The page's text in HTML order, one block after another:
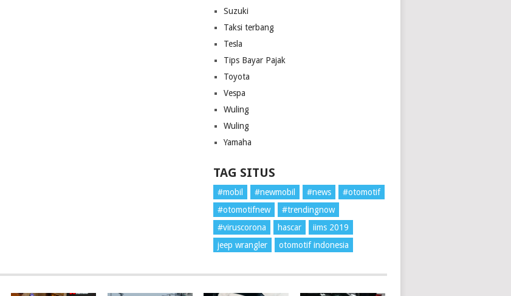
Suzuki
Taksi terbang
Tesla
Tips Bayar Pajak
Toyota
Vespa
Wuling
Wuling
Yamaha
TAG SITUS
#mobil #newmobil #news
#otomotif
#otomotifnew
#trendingnow
#viruscorona
hascar
iims 2019
jeep wrangler
otomotif indonesia